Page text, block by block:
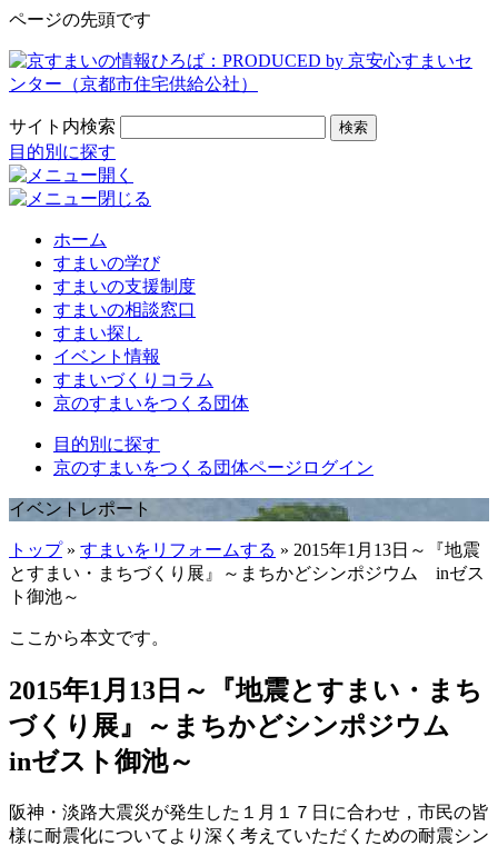
ページの先頭です
サイト内検索 検索
目的別に探す
ホーム
すまいの学び
すまいの支援制度
すまいの相談窓口
すまい探し
イベント情報
すまいづくりコラム
京のすまいをつくる団体
目的別に探す
京のすまいをつくる団体ページログイン
イベントレポート
トップ» すまいをリフォームする » 2015年1月13日～『地震
とすまい・まちづくり展』～まちかどシンポジウム inゼス
ト御池～
ここから本文です。
2015年1月13日～『地震とすまい・まち
づくり展』～まちかどシンポジウム
inゼスト御池～
阪神・淡路大震災が発生した１月１７日に合わせ，市民の皆
様に耐震化についてより深く考えていただくための耐震シン